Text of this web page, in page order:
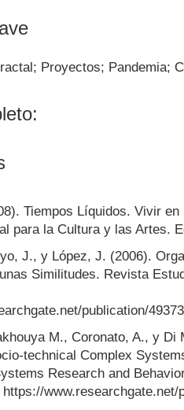
Proyectos; Pandemia;
Tiempos Líquidos. Vivir
para la Cultura y las Artes.
J., y López, J. (2006).
Similitudes. Revista
publication/
M., Coronato, A., y Di
technical Complex
Research and
www.researchgate.net/